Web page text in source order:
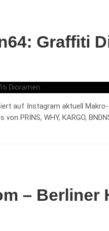
Graffiti
auf Instagram aktuell
PRINS, WHY, KARGO,
– Berliner